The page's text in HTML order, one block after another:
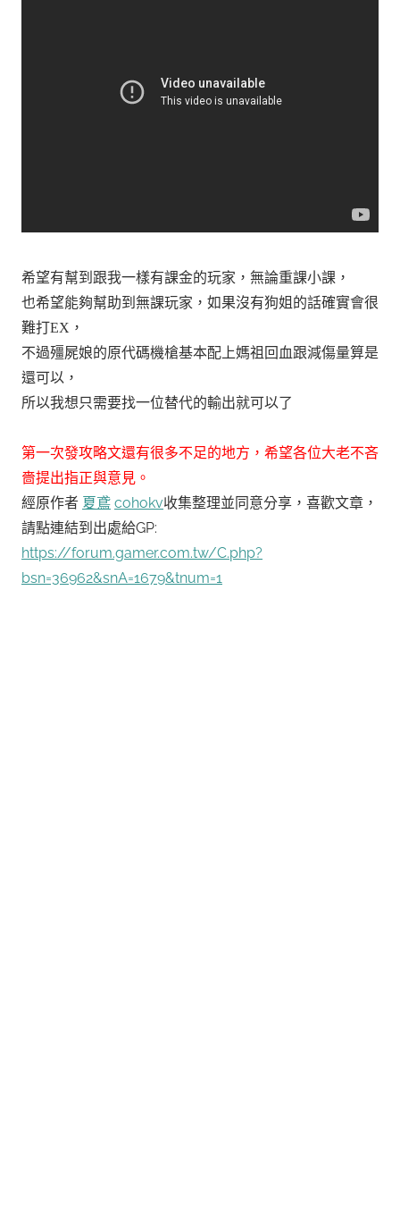
希望有幫到跟我一樣有課金的玩家，無論重課小課，
也希望能夠幫助到無課玩家，如果沒有狗姐的話確實會很
難打EX，
不過殭屍娘的原代碼機槍基本配上媽祖回血跟減傷量算是
還可以，
所以我想只需要找一位替代的輸出就可以了
第一次發攻略文還有很多不足的地方，希望各位大老不吝
嗇提出指正與意見。
經原作者 夏鳶 cohokv收集整理並同意分享，喜歡文章，
請點連結到出處給GP:
https://forum.gamer.com.tw/C.php?
bsn=36962&snA=1679&tnum=1